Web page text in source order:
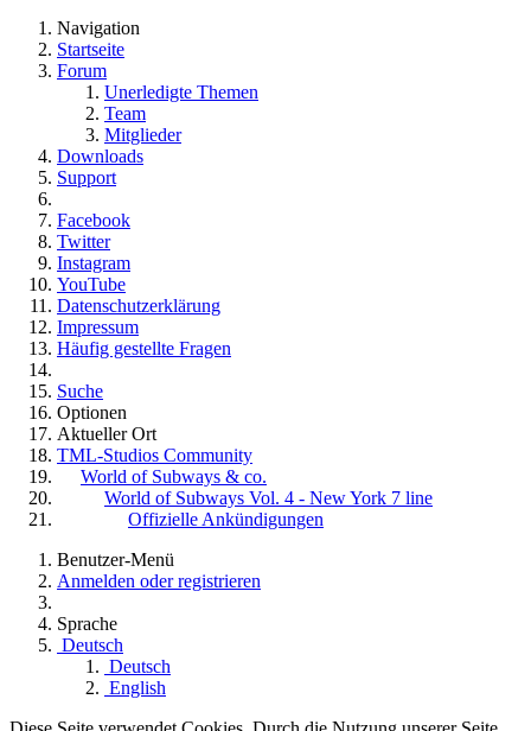
Navigation
Startseite
Forum
Unerledigte Themen
Team
Mitglieder
Downloads
Support
Facebook
Twitter
Instagram
YouTube
Datenschutzerklärung
Impressum
Häufig gestellte Fragen
Suche
Optionen
Aktueller Ort
TML-Studios Community
World of Subways & co.
World of Subways Vol. 4 - New York 7 line
Offizielle Ankündigungen
Benutzer-Menü
Anmelden oder registrieren
Sprache
Deutsch
Deutsch
English